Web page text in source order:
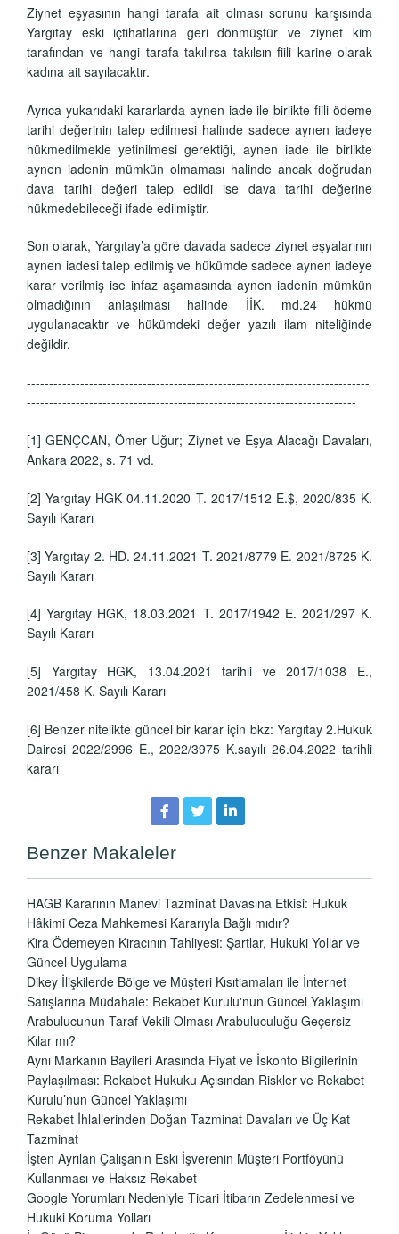
Ziynet eşyasının hangi tarafa ait olması sorunu karşısında
Yargıtay eski içtihatlarına geri dönmüştür ve ziynet kim
tarafından ve hangi tarafa takılırsa takılsın fiili karine olarak
kadına ait sayılacaktır.
Ayrıca yukarıdaki kararlarda aynen iade ile birlikte fiili ödeme
tarihi değerinin talep edilmesi halinde sadece aynen iadeye
hükmedilmekle yetinilmesi gerektiği, aynen iade ile birlikte
aynen iadenin mümkün olmaması halinde ancak doğrudan
dava tarihi değeri talep edildi ise dava tarihi değerine
hükmedebileceği ifade edilmiştir.
Son olarak, Yargıtay’a göre davada sadece ziynet eşyalarının
aynen iadesi talep edilmiş ve hükümde sadece aynen iadeye
karar verilmiş ise infaz aşamasında aynen iadenin mümkün
olmadığının anlaşılması halinde İİK. md.24 hükmü
uygulanacaktır ve hükümdeki değer yazılı ilam niteliğinde
değildir.
-----------------------------------------------------------------------------
--------------------------------------------------------------------------
[1] GENÇCAN, Ömer Uğur; Ziynet ve Eşya Alacağı Davaları,
Ankara 2022, s. 71 vd.
[2] Yargıtay HGK 04.11.2020 T. 2017/1512 E.$, 2020/835 K.
Sayılı Kararı
[3] Yargıtay 2. HD. 24.11.2021 T. 2021/8779 E. 2021/8725 K.
Sayılı Kararı
[4] Yargıtay HGK, 18.03.2021 T. 2017/1942 E. 2021/297 K.
Sayılı Kararı
[5] Yargıtay HGK, 13.04.2021 tarihli ve 2017/1038 E.,
2021/458 K. Sayılı Kararı
[6] Benzer nitelikte güncel bir karar için bkz: Yargıtay 2.Hukuk
Dairesi 2022/2996 E., 2022/3975 K.sayılı 26.04.2022 tarihli
kararı
Benzer Makaleler
HAGB Kararının Manevi Tazminat Davasına Etkisi: Hukuk
Hâkimi Ceza Mahkemesi Kararıyla Bağlı mıdır?
Kira Ödemeyen Kiracının Tahliyesi: Şartlar, Hukuki Yollar ve
Güncel Uygulama
Dikey İlişkilerde Bölge ve Müşteri Kısıtlamaları ile İnternet
Satışlarına Müdahale: Rekabet Kurulu'nun Güncel Yaklaşımı
Arabulucunun Taraf Vekili Olması Arabuluculuğu Geçersiz
Kılar mı?
Aynı Markanın Bayileri Arasında Fiyat ve İskonto Bilgilerinin
Paylaşılması: Rekabet Hukuku Açısından Riskler ve Rekabet
Kurulu’nun Güncel Yaklaşımı
Rekabet İhlallerinden Doğan Tazminat Davaları ve Üç Kat
Tazminat
İşten Ayrılan Çalışanın Eski İşverenin Müşteri Portföyünü
Kullanması ve Haksız Rekabet
Google Yorumları Nedeniyle Ticari İtibarın Zedelenmesi ve
Hukuki Koruma Yolları